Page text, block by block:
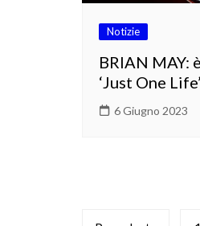
Notizie
BRIAN MAY:
‘Just One
6 Giugno 2023